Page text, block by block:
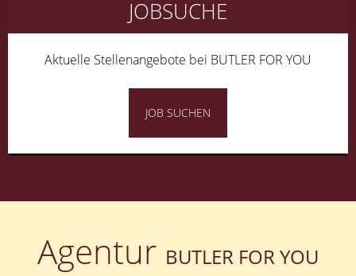
JOBSUCHE
Aktuelle Stellenangebote bei BUTLER FOR YOU
JOB SUCHEN
Agentur BUTLER FOR YOU